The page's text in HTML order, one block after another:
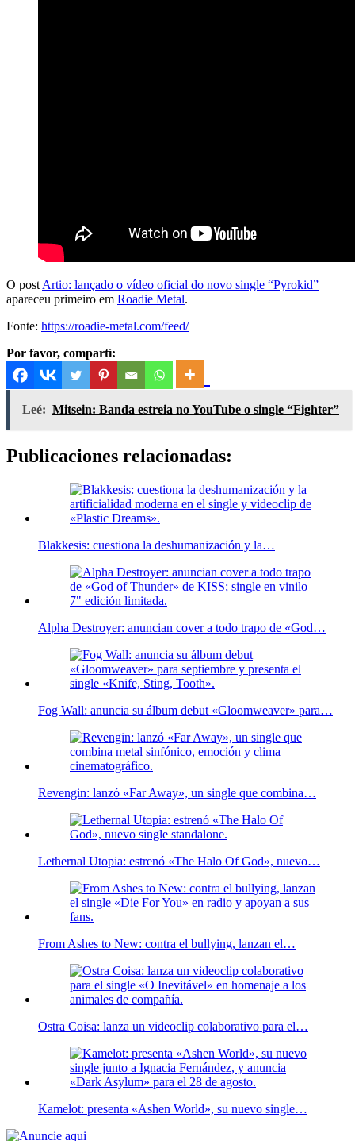
O post Artio: lançado o vídeo oficial do novo single “Pyrokid”
apareceu primeiro em Roadie Metal.
Fonte: https://roadie-metal.com/feed/
Por favor, compartí:
Leé: Mitsein: Banda estreia no YouTube o single “Fighter”
Publicaciones relacionadas:
Blakkesis: cuestiona la deshumanización y la…
Alpha Destroyer: anuncian cover a todo trapo de «God…
Fog Wall: anuncia su álbum debut «Gloomweaver» para…
Revengin: lanzó «Far Away», un single que combina…
Lethernal Utopia: estrenó «The Halo Of God», nuevo…
From Ashes to New: contra el bullying, lanzan el…
Ostra Coisa: lanza un videoclip colaborativo para el…
Kamelot: presenta «Ashen World», su nuevo single…